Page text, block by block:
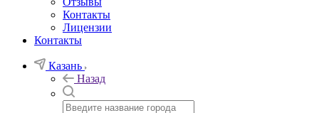
Контакты
Лицензии
Контакты
Казань
Назад